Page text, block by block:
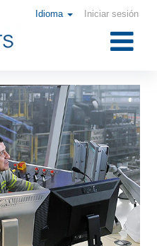
Idioma Iniciar sesión